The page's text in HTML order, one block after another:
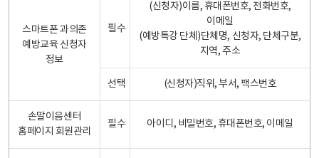
스마트폰 과의존
예방교육 신청자
정보
필수
(신청자)이름, 휴대폰번호, 전화번호,
이메일
(예방특강 단체)단체명, 신청자, 단체구분,
지역, 주소
선택 (신청자)직위, 부서, 팩스번호
손말이음센터
홈페이지 회원관리
필수 아이디, 비밀번호, 휴대폰번호, 이메일